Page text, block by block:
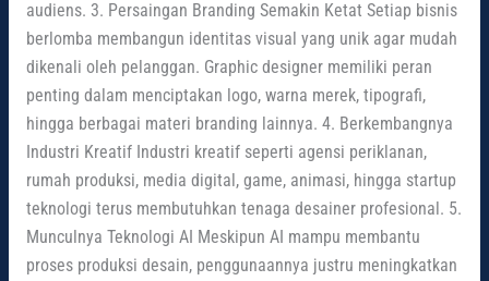
audiens. 3. Persaingan Branding Semakin Ketat Setiap bisnis
berlomba membangun identitas visual yang unik agar mudah
dikenali oleh pelanggan. Graphic designer memiliki peran
penting dalam menciptakan logo, warna merek, tipografi,
hingga berbagai materi branding lainnya. 4. Berkembangnya
Industri Kreatif Industri kreatif seperti agensi periklanan,
rumah produksi, media digital, game, animasi, hingga startup
teknologi terus membutuhkan tenaga desainer profesional. 5.
Munculnya Teknologi AI Meskipun AI mampu membantu
proses produksi desain, penggunaannya justru meningkatkan